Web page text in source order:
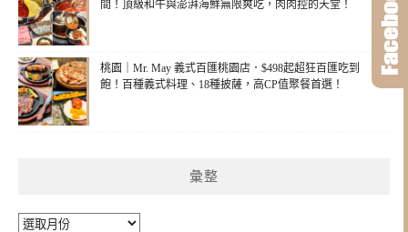
間！頂級和牛與澎湃海鮮無限爽吃，肉肉控的天堂！
桃園｜Mr. May 義式百匯桃園店．$498起超狂百匯吃到
飽！百種義式料理、18種披薩，高CP值聚餐首選！
彙整
彙